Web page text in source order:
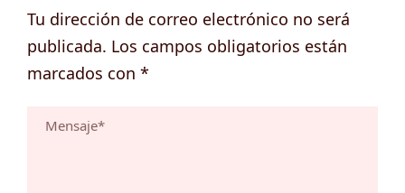
Tu dirección de correo electrónico no será
publicada. Los campos obligatorios están
marcados con *